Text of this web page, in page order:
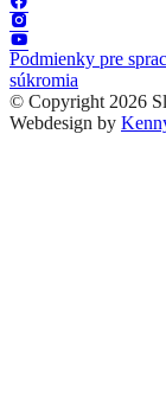
Podmienky pre
súkromia
© Copyright 2026
Webdesign by